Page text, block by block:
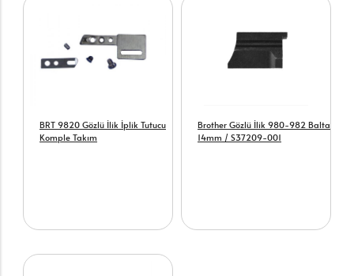
BRT 9820 Gözlü İlik İplik Tutucu
Komple Takım
Brother Gözlü İlik 980-982 Balta
14mm / S37209-001